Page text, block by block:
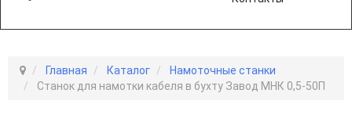
Главная Каталог
Намоточные станки
Станок для намотки кабеля в бухту Завод МНК 0,5-50П